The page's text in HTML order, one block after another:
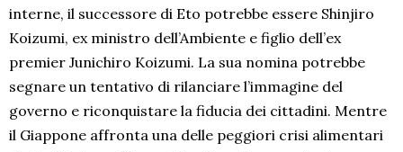
interne, il successore di Eto potrebbe essere Shinjiro
Koizumi, ex ministro dell’Ambiente e figlio dell’ex
premier Junichiro Koizumi. La sua nomina potrebbe
segnare un tentativo di rilanciare l’immagine del
governo e riconquistare la fiducia dei cittadini. Mentre
il Giappone affronta una delle peggiori crisi alimentari